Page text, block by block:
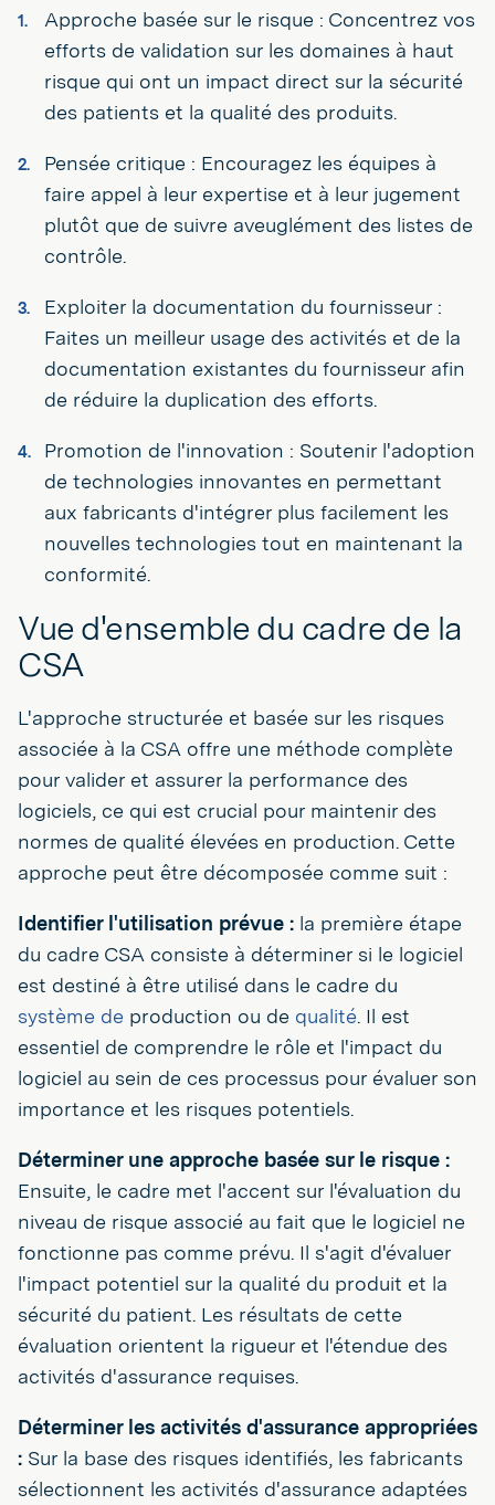
Approche basée sur le risque : Concentrez vos
efforts de validation sur les domaines à haut
risque qui ont un impact direct sur la sécurité
des patients et la qualité des produits.
Pensée critique : Encouragez les équipes à
faire appel à leur expertise et à leur jugement
plutôt que de suivre aveuglément des listes de
contrôle.
Exploiter la documentation du fournisseur :
Faites un meilleur usage des activités et de la
documentation existantes du fournisseur afin
de réduire la duplication des efforts.
Promotion de l'innovation : Soutenir l'adoption
de technologies innovantes en permettant
aux fabricants d'intégrer plus facilement les
nouvelles technologies tout en maintenant la
conformité.
Vue d'ensemble du cadre de la
CSA
L'approche structurée et basée sur les risques
associée à la CSA offre une méthode complète
pour valider et assurer la performance des
logiciels, ce qui est crucial pour maintenir des
normes de qualité élevées en production. Cette
approche peut être décomposée comme suit :
Identifier l'utilisation prévue : la première étape
du cadre CSA consiste à déterminer si le logiciel
est destiné à être utilisé dans le cadre du
système de production ou de qualité. Il est
essentiel de comprendre le rôle et l'impact du
logiciel au sein de ces processus pour évaluer son
importance et les risques potentiels.
Déterminer une approche basée sur le risque :
Ensuite, le cadre met l'accent sur l'évaluation du
niveau de risque associé au fait que le logiciel ne
fonctionne pas comme prévu. Il s'agit d'évaluer
l'impact potentiel sur la qualité du produit et la
sécurité du patient. Les résultats de cette
évaluation orientent la rigueur et l'étendue des
activités d'assurance requises.
Déterminer les activités d'assurance appropriées
: Sur la base des risques identifiés, les fabricants
sélectionnent les activités d'assurance adaptées